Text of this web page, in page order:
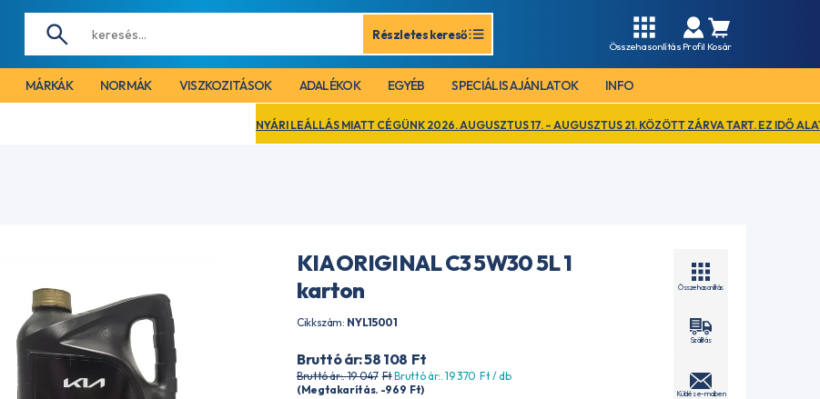
Részletes kereső
Összehasonlítás Profil Kosár
MÁRKÁK NORMÁK VISZKOZITÁSOK ADALÉKOK EGYÉB SPECIÁLIS AJÁNLATOK INFO
NYÁRI LEÁLLÁS MIATT CÉGÜNK 2026. AUGUSZTUS 17. – AUGUSZTUS 21. KÖZÖTT ZÁRVA TART. EZ IDŐ ALATT
KIA ORIGINAL C3 5W30 5L 1
karton
Cikkszám: NYL15001
Bruttó ár: 58 108 Ft
Bruttó ár:. 19 047 FtBruttó ár:. 19 370 Ft/ db
(Megtakarítás. -969 Ft)
Összehasonlítás
Szállítás
Küldés e-mailben